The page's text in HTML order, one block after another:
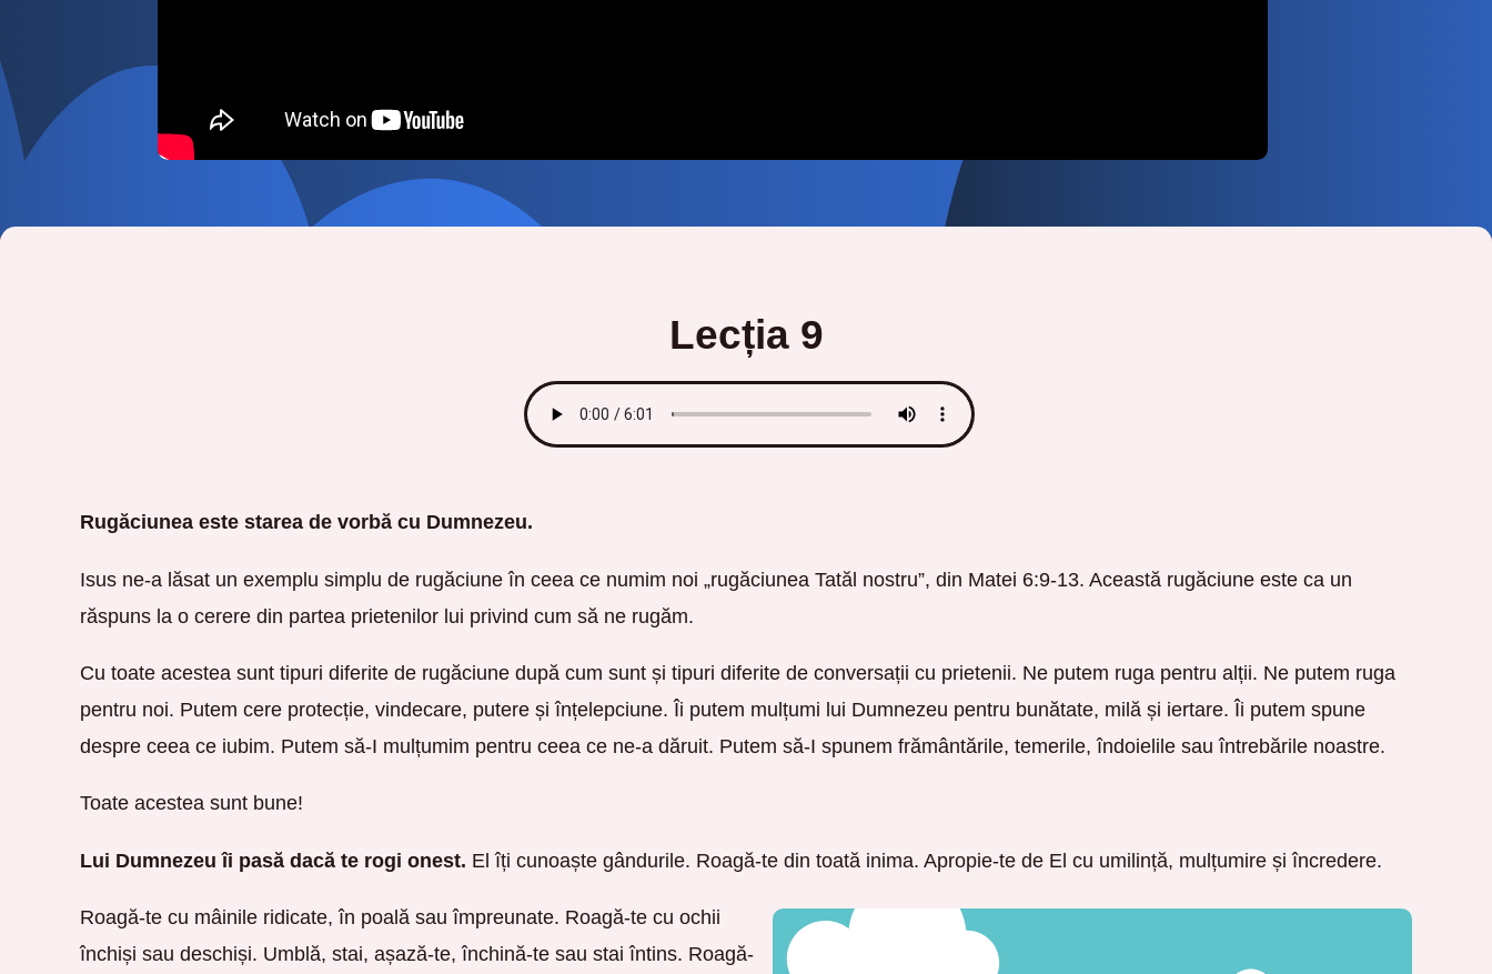
Lecția 9
Rugăciunea este starea de vorbă cu Dumnezeu.
Isus ne-a lăsat un exemplu simplu de rugăciune în ceea ce numim noi „rugăciunea Tatăl nostru”, din Matei 6:9-13. Această rugăciune este ca un
răspuns la o cerere din partea prietenilor lui privind cum să ne rugăm.
Cu toate acestea sunt tipuri diferite de rugăciune după cum sunt și tipuri diferite de conversații cu prietenii. Ne putem ruga pentru alții. Ne putem ruga
pentru noi. Putem cere protecție, vindecare, putere și înțelepciune. Îi putem mulțumi lui Dumnezeu pentru bunătate, milă și iertare. Îi putem spune
despre ceea ce iubim. Putem să-I mulțumim pentru ceea ce ne-a dăruit. Putem să-I spunem frământările, temerile, îndoielile sau întrebările noastre.
Toate acestea sunt bune!
Lui Dumnezeu îi pasă dacă te rogi onest. El îți cunoaște gândurile. Roagă-te din toată inima. Apropie-te de El cu umilință, mulțumire și încredere.
Roagă-te cu mâinile ridicate, în poală sau împreunate. Roagă-te cu ochii
închiși sau deschiși. Umblă, stai, așază-te, închină-te sau stai întins. Roagă-